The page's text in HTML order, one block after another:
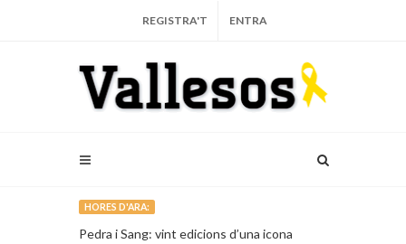
REGISTRA'T ENTRA
HORES D'ARA:
Pedra i Sang: vint edicions d’una icona